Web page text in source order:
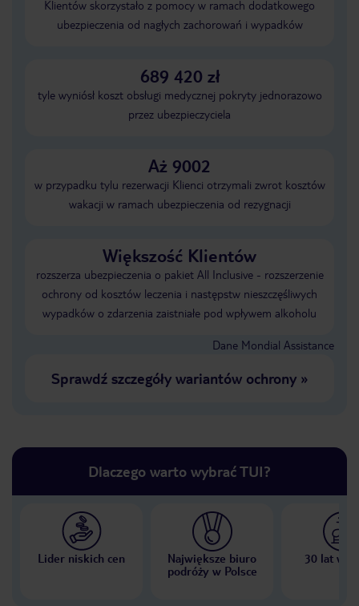
Klientów skorzystało z pomocy w ramach dodatkowego
ubezpieczenia od nagłych zachorowań i wypadków
689 420 zł
tyle wyniósł koszt obsługi medycznej pokryty jednorazowo
przez ubezpieczyciela
Aż 9002
w przypadku tylu rezerwacji Klienci otrzymali zwrot kosztów
wakacji w ramach ubezpieczenia od rezygnacji
Większość Klientów
rozszerza ubezpieczenia o pakiet All Inclusive - rozszerzenie
ochrony od kosztów leczenia i następstw nieszczęśliwych
wypadków o zdarzenia zaistniałe pod wpływem alkoholu
Dane Mondial Assistance
Sprawdź szczegóły wariantów ochrony»
Dlaczego warto wybrać TUI?
Lider niskich cen
Największe biuro
podróży w Polsce
30 lat w